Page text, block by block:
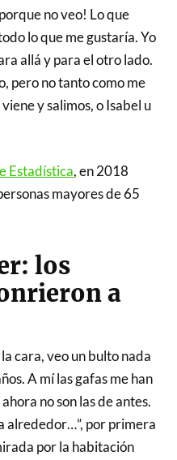
no veo! Lo que
lo que me gustaría. Yo
allá y para el otro lado.
pero no tanto como me
y salimos, o Isabel u
Estadística, en 2018
mayores de 65
los
a
cara, veo un bulto nada
A mí las gafas me han
no son las de antes.
alrededor…”, por primera
por la habitación